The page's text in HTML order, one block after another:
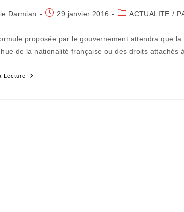
Darmian
Publication
29 janvier 2016
PostACTUALITE /
proposée par le gouvernement attendra que
de la nationalité française ou des droits attachés
Lecture
Y